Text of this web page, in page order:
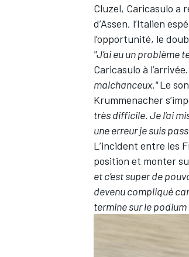
Cluzel, Caricasulo a
d’Assen, l’Italien
l’opportunité, le
"J’ai eu un problème
Caricasulo à l’arrivée.
malchanceux."Le
Krummenacher
très difficile. Je l’ai
une erreur je suis
L’incident entre les
position et monter
et c’est super de
devenu compliqué
termine sur le